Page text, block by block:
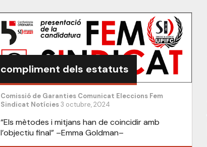
compliment dels estatuts
Comissió de Garanties Comunicat Eleccions Fem
Sindicat Notícies3 octubre, 2024
“Els mètodes i mitjans han de coincidir amb
l’objectiu final” –Emma Goldman–